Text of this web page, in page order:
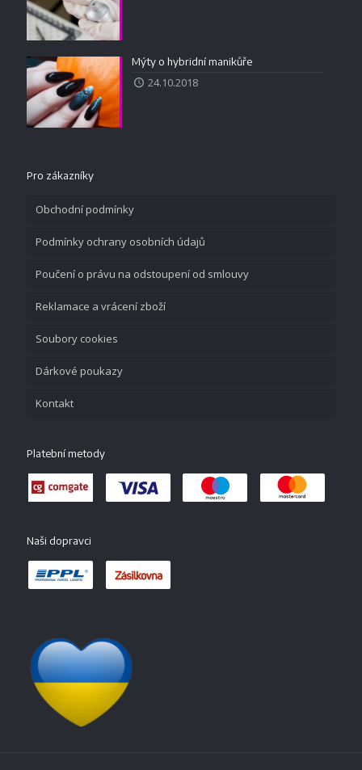
Mýty o hybridní manikůře
24.10.2018
Pro zákazníky
Obchodní podmínky
Podmínky ochrany osobních údajů
Poučení o právu na odstoupení od smlouvy
Reklamace a vrácení zboží
Soubory cookies
Dárkové poukazy
Kontakt
Platební metody
Naši dopravci